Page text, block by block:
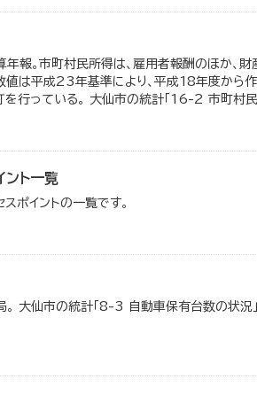
年報。市町村民所得は、雇用者報酬のほか、
値は平成23年基準により、平成18年度から
行っている。 大仙市の統計「16-2 市町村民
ト一覧
ポイントの一覧です。
。 大仙市の統計「8-3 自動車保有台数の状況